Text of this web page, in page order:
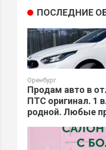
ПОСЛЕДНИЕ
Оренбург
Продам авто в
ПТС оригинал. 1
родной. Любые